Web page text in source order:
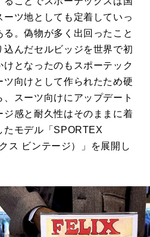
ーツ地としても定着していっ
。偽物が多く出回ったこと
んだセルビッジを世界で初
となったのもスポーテック
ツ向けとして作られたため硬
、スーツ向けにアップデート
ジ感と耐久性はそのままに着
たモデル「SPORTEX
ス ビンテージ）」を展開し